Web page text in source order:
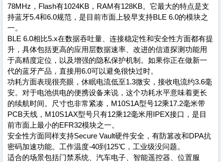
78MHz，Flash有1024KB，RAM有128KB。它最大的特点是支
持蓝牙5.4和6.0规范，是目前市面上较早支持BLE 6.0的模块之
一。
BLE 6.0相比5.x在数据吞吐量、连接稳定性和安全性方面都有提
升，具体包括更高的应用层数据速率、改进的信道探测功能用
于高精度定位，以及增强的隐私保护机制。如果你正在做新一
代的蓝牙产品，直接用6.0可以避免很快过时。
功耗方面表现很亮眼，休眠电流低至1.3微安，接收电流约3.6毫
安。对于电池供电的便携设备来说，这个功耗水平意味着更长
的续航时间。尺寸也非常紧凑，M10S1A型号12乘17.2毫米带
PCB天线，M10S1AX型号只有12乘12毫米用IPEX接口，是目
前市面上最小的EFR32模块之一。
安全性方面同样支持Secure Vault硬件安全，有防篡改和DPA抗
密码加速功能。工作温度-40到125℃，工业级没问题。
适合的场景包括门禁系统、汽车电子、智能遥控器、位置服